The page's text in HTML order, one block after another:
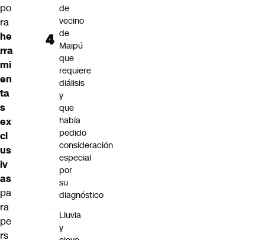
po
ra
he
rra
mi
en
ta
s
ex
cl
us
iv
as
pa
ra
pe
rs
de
vecino
de
Maipú
que
requiere
diálisis
y
que
había
pedido
consideración
especial
por
su
diagnóstico
Lluvia
y